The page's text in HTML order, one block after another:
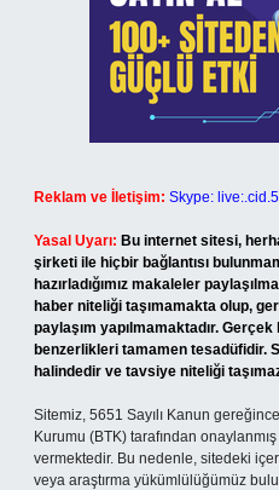
Reklam ve İletişim: Skype:
Yasal Uyarı: Bu internet sitesi,
şirketi ile hiçbir bağlantısı
hazırladığımız makaleler
haber niteliği taşımamakta olup,
paylaşım yapılmamaktadır.
benzerlikleri tamamen tesadüfidir.
halindedir ve tavsiye niteliği
Sitemiz, 5651 Sayılı Kanun
Kurumu (BTK) tarafından
vermektedir. Bu nedenle, sitedeki
veya araştırma yükümlülüğümüz